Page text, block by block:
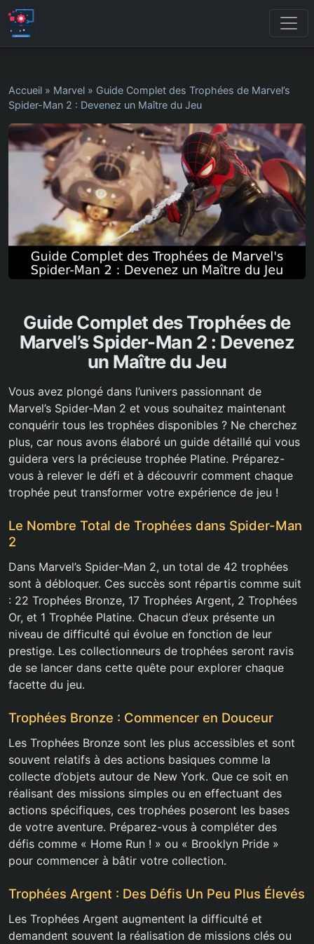
Accueil » Marvel » Guide Complet des Trophées de Marvel’s
Spider-Man 2 : Devenez un Maître du Jeu
Guide Complet des Trophées de
Marvel’s Spider-Man 2 : Devenez
un Maître du Jeu
Vous avez plongé dans l’univers passionnant de
Marvel’s Spider-Man 2 et vous souhaitez maintenant
conquérir tous les trophées disponibles ? Ne cherchez
plus, car nous avons élaboré un guide détaillé qui vous
guidera vers la précieuse trophée Platine. Préparez-
vous à relever le défi et à découvrir comment chaque
trophée peut transformer votre expérience de jeu !
Le Nombre Total de Trophées dans Spider-Man
2
Dans Marvel’s Spider-Man 2, un total de 42 trophées
sont à débloquer. Ces succès sont répartis comme suit
: 22 Trophées Bronze, 17 Trophées Argent, 2 Trophées
Or, et 1 Trophée Platine. Chacun d’eux présente un
niveau de difficulté qui évolue en fonction de leur
prestige. Les collectionneurs de trophées seront ravis
de se lancer dans cette quête pour explorer chaque
facette du jeu.
Trophées Bronze : Commencer en Douceur
Les Trophées Bronze sont les plus accessibles et sont
souvent relatifs à des actions basiques comme la
collecte d’objets autour de New York. Que ce soit en
réalisant des missions simples ou en effectuant des
actions spécifiques, ces trophées poseront les bases
de votre aventure. Préparez-vous à compléter des
défis comme « Home Run ! » ou « Brooklyn Pride »
pour commencer à bâtir votre collection.
Trophées Argent : Des Défis Un Peu Plus Élevés
Les Trophées Argent augmentent la difficulté et
demandent souvent la réalisation de missions clés ou